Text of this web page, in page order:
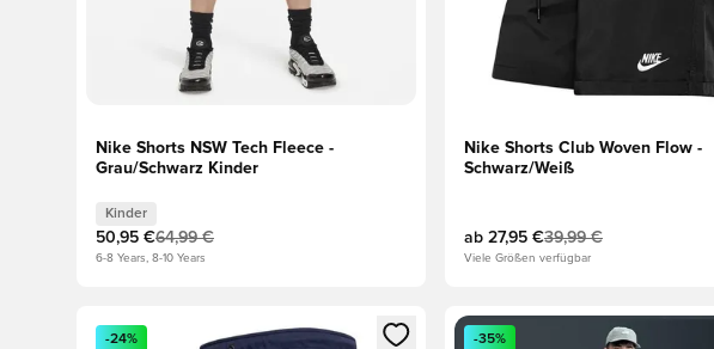
Nike Shorts NSW Tech Fleece -
Grau/Schwarz Kinder
Kinder
50,95 €64,99 €
6-8 Years, 8-10 Years
Nike Shorts Club Woven Flow -
Schwarz/Weiß
ab 27,95 €39,99 €
Viele Größen verfügbar
Öffnet ein neues Fenster zum Anmelden oder Registrieren als Mitglied
-24%
Öffnet ein neues Fenster zum
-35%